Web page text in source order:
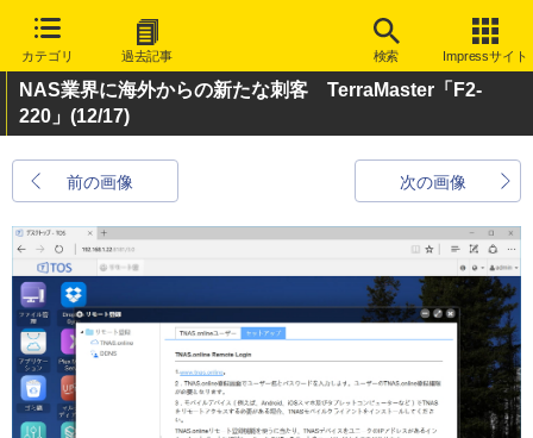
カテゴリ 過去記事 検索 Impressサイト
NAS業界に海外からの新たな刺客 TerraMaster「F2-
220」 (12/17)
前の画像 次の画像